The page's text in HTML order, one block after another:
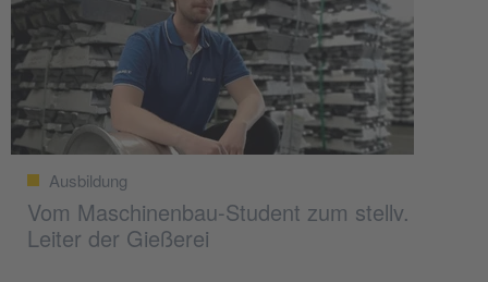
Ausbildung
Vom Maschinenbau-Student zum stellv.
Leiter der Gießerei